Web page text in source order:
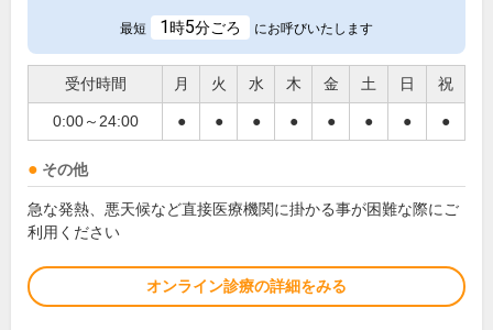
最短 1時5分ごろ にお呼びいたします
受付時間 月 火 水 木 金 土 日 祝
0:00～24:00 ● ● ● ● ● ● ● ●
その他
急な発熱、悪天候など直接医療機関に掛かる事が困難な際にご
利用ください
オンライン診療の詳細をみる